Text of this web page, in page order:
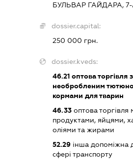
БУЛЬВАР ГАЙДАРА,
dossier.capital:
250 000 грн.
dossier.kveds:
46.21 оптова торгівля
необробленим
кормами для тварин
46.33 оптова
продуктами, яйцями,
оліями та жирами
52.29 інша допоміжна
сфері транспорту